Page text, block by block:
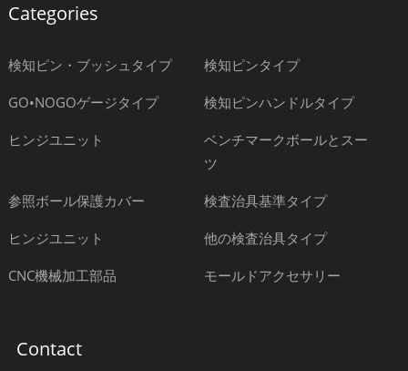
Categories
検知ピン・ブッシュタイプ 検知ピンタイプ
GO•NOGOゲージタイプ 検知ピンハンドルタイプ
ヒンジユニット
ベンチマークボールとスー
ツ
参照ボール保護カバー 検査治具基準タイプ
ヒンジユニット 他の検査治具タイプ
CNC機械加工部品 モールドアクセサリー
Contact